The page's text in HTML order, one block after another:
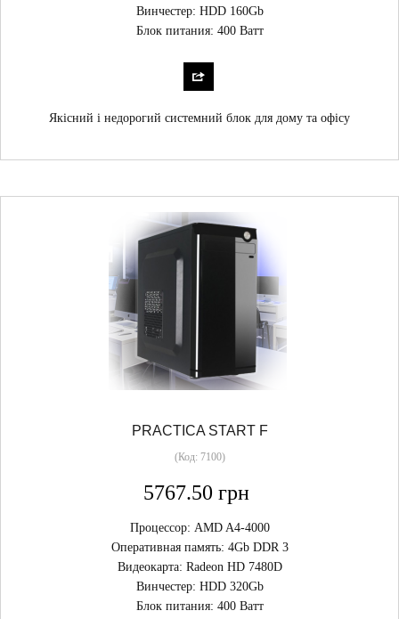
Винчестер: HDD 160Gb
Блок питания: 400 Ватт
Якісний і недорогий системний блок для дому та офісу
PRACTICA START F
(Код: 7100)
5767.50 грн
Процессор: AMD A4-4000
Оперативная память: 4Gb DDR 3
Видеокарта: Radeon HD 7480D
Винчестер: HDD 320Gb
Блок питания: 400 Ватт